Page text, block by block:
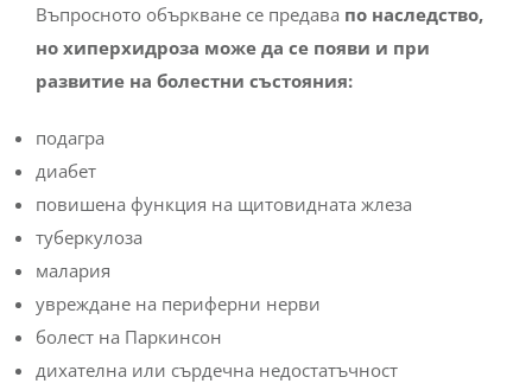
Въпросното объркване се предава по наследство,
но хиперхидроза може да се появи и при
развитие на болестни състояния:
подагра
диабет
повишена функция на щитовидната жлеза
туберкулоза
малария
увреждане на периферни нерви
болест на Паркинсон
дихателна или сърдечна недостатъчност